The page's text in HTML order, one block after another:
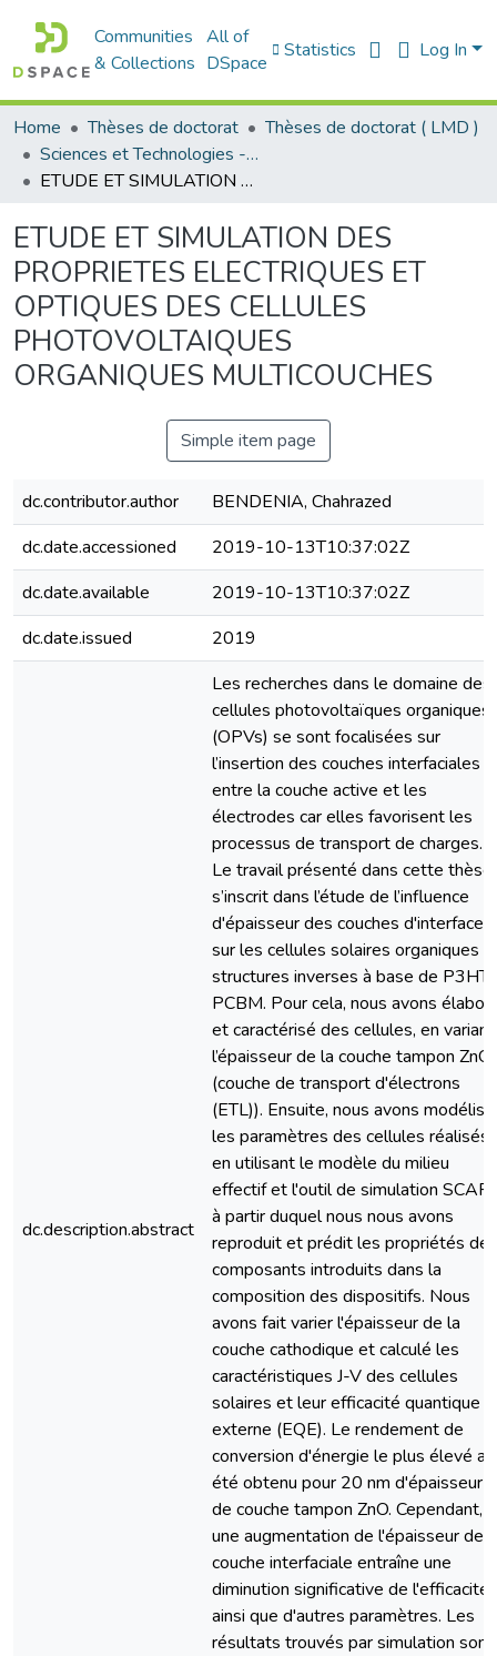
Communities
& Collections
All of
DSpace
Statistics Log In
Home Thèses de doctorat
Thèses de doctorat ( LMD )
Sciences et Technologies - العلوم و التكنولوجيا
ETUDE ET SIMULATION DES PROPRIETES ELECTRIQUES ET OPTIQUES DES CELLULES PHOTOVOLTAIQUES ORGANIQUES MULTICOUCHES
ETUDE ET SIMULATION DES
PROPRIETES ELECTRIQUES ET
OPTIQUES DES CELLULES
PHOTOVOLTAIQUES
ORGANIQUES MULTICOUCHES
Simple item page
dc.contributor.author
BENDENIA, Chahrazed
dc.date.accessioned
2019-10-13T10:37:02Z
dc.date.available
2019-10-13T10:37:02Z
dc.date.issued
2019
dc.description.abstract
Les recherches dans le domaine des
cellules photovoltaïques organiques
(OPVs) se sont focalisées sur
l’insertion des couches interfaciales
entre la couche active et les
électrodes car elles favorisent les
processus de transport de charges.
Le travail présenté dans cette thèse
s’inscrit dans l’étude de l’influence
d'épaisseur des couches d'interface
sur les cellules solaires organiques à
structures inverses à base de P3HT:
PCBM. Pour cela, nous avons
et caractérisé des cellules, en variant
l’épaisseur de la couche tampon ZnO
(couche de transport d'électrons
(ETL)). Ensuite, nous avons modélisé
les paramètres des cellules réalisés
en utilisant le modèle du milieu
effectif et l'outil de simulation
à partir duquel nous nous avons
reproduit et prédit les propriétés des
composants introduits dans la
composition des dispositifs. Nous
avons fait varier l'épaisseur de la
couche cathodique et calculé les
caractéristiques J-V des cellules
solaires et leur efficacité quantique
externe (EQE). Le rendement de
conversion d'énergie le plus élevé a
été obtenu pour 20 nm d'épaisseur
de couche tampon ZnO. Cependant,
une augmentation de l'épaisseur de
couche interfaciale entraîne une
diminution significative de l'efficacité
ainsi que d'autres paramètres. Les
résultats trouvés par simulation sont